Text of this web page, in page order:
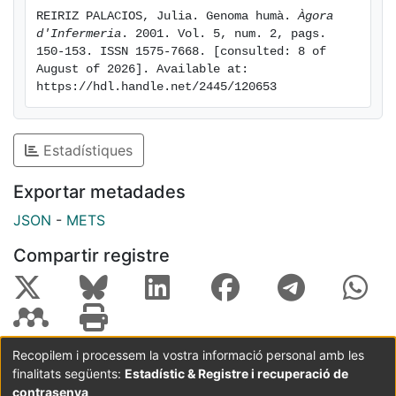
REIRIZ PALACIOS, Julia. Genoma humà. Àgora
d'Infermeria . 2001. Vol. 5, num. 2, pags.
150-153. ISSN 1575-7668. [consulted: 8 of
August of 2026]. Available at:
https://hdl.handle.net/2445/120653
Estadístiques
Exportar metadades
JSON - METS
Compartir registre
Coordinació:CRAI UB Avís legal
Metadades
subjectes a:
Recopilem i processem la vostra informació personal amb les
finalitats següents: Estadístic & Registre i recuperació de
contrasenya